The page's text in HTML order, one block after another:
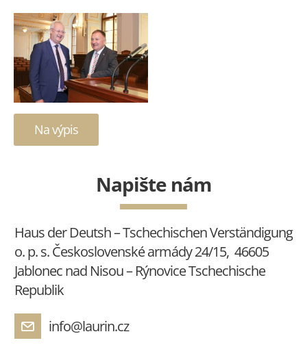
Na výpis
Napište nám
Haus der Deutsh – Tschechischen Verständigung
o. p. s. Československé armády 24/15, 46605
Jablonec nad Nisou – Rýnovice Tschechische
Republik
info@laurin.cz